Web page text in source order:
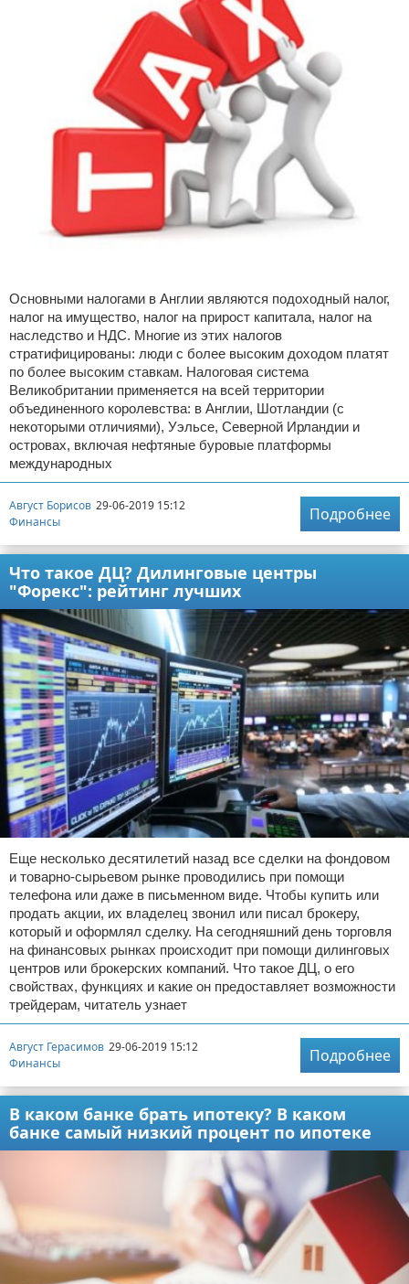
Основными налогами в Англии являются подоходный налог,
налог на имущество, налог на прирост капитала, налог на
наследство и НДС. Многие из этих налогов
стратифицированы: люди с более высоким доходом платят
по более высоким ставкам. Налоговая система
Великобритании применяется на всей территории
объединенного королевства: в Англии, Шотландии (с
некоторыми отличиями), Уэльсе, Северной Ирландии и
островах, включая нефтяные буровые платформы
международных
Август Борисов 29-06-2019 15:12
Финансы
Подробнее
Что такое ДЦ? Дилинговые центры
"Форекс": рейтинг лучших
Еще несколько десятилетий назад все сделки на фондовом
и товарно-сырьевом рынке проводились при помощи
телефона или даже в письменном виде. Чтобы купить или
продать акции, их владелец звонил или писал брокеру,
который и оформлял сделку. На сегодняшний день торговля
на финансовых рынках происходит при помощи дилинговых
центров или брокерских компаний. Что такое ДЦ, о его
свойствах, функциях и какие он предоставляет возможности
трейдерам, читатель узнает
Август Герасимов 29-06-2019 15:12
Финансы
Подробнее
В каком банке брать ипотеку? В каком
банке самый низкий процент по ипотеке